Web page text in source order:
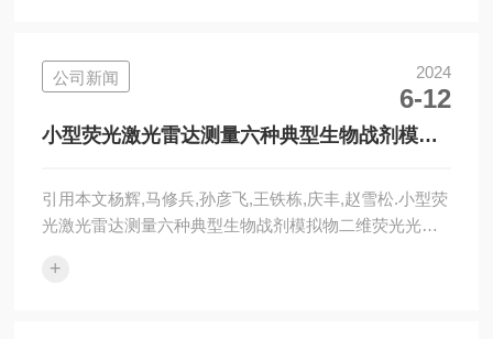
高质量的光谱数据至关重要，以下是关于正确操作步骤
的详细介绍：1、确认仪器准备在使用之前，确保仪器已
经连接到电源并且处于正常工作状态。检查仪器的所有
部件，包括光学镜头、控制面板、数据传输...
公司新闻 2024
6-12
小型荧光激光雷达测量六种典型生物战剂模拟
引用本文杨辉,马修兵,孙彦飞,王铁栋,庆丰,赵雪松.小型荧
光激光雷达测量六种典型生物战剂模拟物二维荧光光谱
806.YANGHui,MAXiu-bing,SUNYan-fei,WANGTie-
+